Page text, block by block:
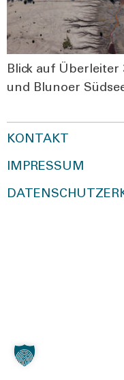
Blick auf Über­lei­ter
und Blu­n­oer
KONTAKT
IMPRESSUM